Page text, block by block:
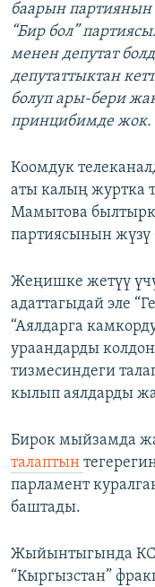
баарын партиянын
“Бир бол”
менен депутат
депутаттыктан
болуп ары-бери
принцибимде жок.
Коомдук
аты калың журтка
Мамытова
партиясынын жүзү
Жеңишке жетүү
адаттагыдай эле
“Аялдарга
ураандарды
тизмесиндеги
кылып аялдарды
Бирок мыйзамда
талаптын
парламент
баштады.
Жыйынтыгында
“Кыргызстан”